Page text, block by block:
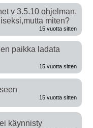
v 3.5.10 ohjelman.
miten?
15 vuotta sitten
paikka ladata
15 vuotta sitten
15 vuotta sitten
käynnisty